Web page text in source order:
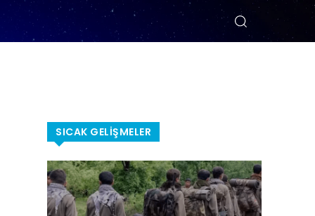
SICAK GELIŞMELER